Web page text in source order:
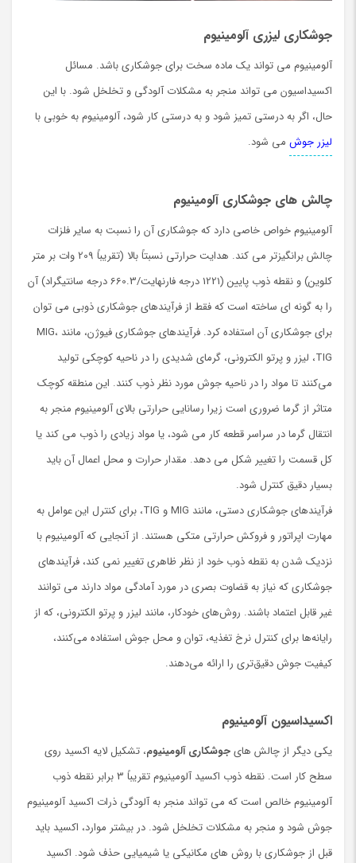
جوشکاری لیزری آلومینیوم
آلومینیوم می تواند یک ماده سخت برای جوشکاری باشد. مسائل
اکسیداسیون می تواند منجر به مشکلات آلودگی و تخلخل شود. با این
حال، اگر به درستی تمیز شود و به درستی کار شود، آلومینیوم به خوبی با
لیزر جوش می شود.
چالش های جوشکاری آلومینیوم
آلومینیوم خواص خاصی دارد که جوشکاری آن را نسبت به سایر فلزات
چالش برانگیزتر می کند. هدایت حرارتی نسبتاً بالا (تقریباً 209 وات بر متر
کلوین) و نقطه ذوب پایین (1221 درجه فارنهایت/660.3 درجه سانتیگراد) آن
را به گونه ای ساخته است که فقط از فرآیندهای جوشکاری ذوبی می توان
برای جوشکاری آن استفاده کرد. فرآیندهای جوشکاری فیوژن، مانند MIG،
TIG، لیزر و پرتو الکترونی، گرمای شدیدی را در ناحیه کوچکی تولید
می‌کنند تا مواد را در ناحیه جوش مورد نظر ذوب کنند. این منطقه کوچک
متاثر از گرما ضروری است زیرا رسانایی حرارتی بالای آلومینیوم منجر به
انتقال گرما در سراسر قطعه کار می شود، یا مواد زیادی را ذوب می کند یا
کل قسمت را تغییر شکل می دهد. مقدار حرارت و محل اعمال آن باید
بسیار دقیق کنترل شود.
فرآیندهای جوشکاری دستی، مانند MIG و TIG، برای کنترل این عوامل به
مهارت اپراتور و فروکش حرارتی متکی هستند. از آنجایی که آلومینیوم با
نزدیک شدن به نقطه ذوب خود از نظر ظاهری تغییر نمی کند، فرآیندهای
جوشکاری که نیاز به قضاوت بصری در مورد آمادگی مواد دارند می توانند
غیر قابل اعتماد باشند. روش‌های خودکار، مانند لیزر و پرتو الکترونی، که از
رایانه‌ها برای کنترل نرخ تغذیه، توان و محل جوش استفاده می‌کنند،
کیفیت جوش دقیق‌تری را ارائه می‌دهند.
اکسیداسیون آلومینیوم
یکی دیگر از چالش هایجوشکاری آلومینیوم، تشکیل لایه اکسید روی
سطح کار است. نقطه ذوب اکسید آلومینیوم تقریباً 3 برابر نقطه ذوب
آلومینیوم خالص است که می تواند منجر به آلودگی ذرات اکسید آلومینیوم
جوش شود و منجر به مشکلات تخلخل شود. در بیشتر موارد، اکسید باید
قبل از جوشکاری با روش های مکانیکی یا شیمیایی حذف شود. اکسید